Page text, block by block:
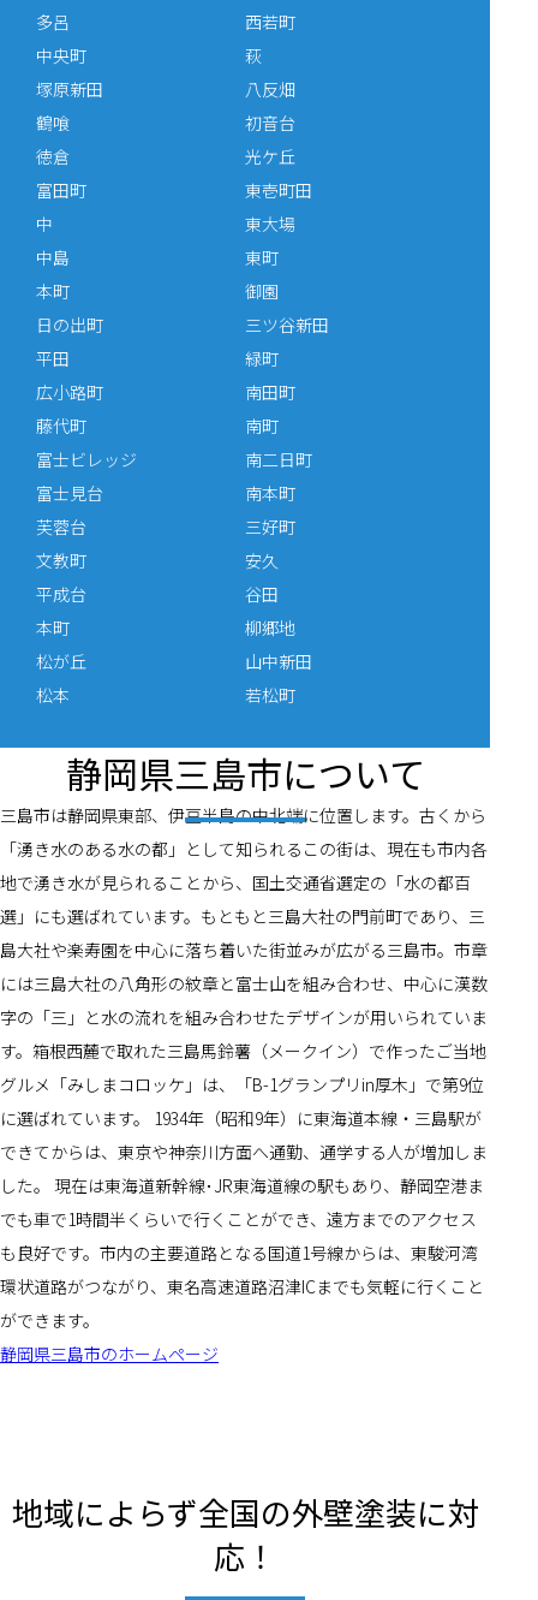
多呂
中央町
塚原新田
鶴喰
徳倉
富田町
中
中島
西若町
萩
八反畑
初音台
光ケ丘
東壱町田
東大場
東町
本町
日の出町
平田
広小路町
藤代町
富士ビレッジ
富士見台
芙蓉台
文教町
平成台
本町
松が丘
松本
御園
三ツ谷新田
緑町
南田町
南町
南二日町
南本町
三好町
安久
谷田
柳郷地
山中新田
若松町
静岡県三島市について
三島市は静岡県東部、伊豆半島の中北端に位置します。古くから
「湧き水のある水の都」として知られるこの街は、現在も市内各
地で湧き水が見られることから、国土交通省選定の「水の都百
選」にも選ばれています。もともと三島大社の門前町であり、三
島大社や楽寿園を中心に落ち着いた街並みが広がる三島市。市章
には三島大社の八角形の紋章と富士山を組み合わせ、中心に漢数
字の「三」と水の流れを組み合わせたデザインが用いられていま
す。箱根西麓で取れた三島馬鈴薯（メークイン）で作ったご当地
グルメ「みしまコロッケ」は、「B-1グランプリin厚木」で第9位
に選ばれています。 1934年（昭和9年）に東海道本線・三島駅が
できてからは、東京や神奈川方面へ通勤、通学する人が増加しま
した。 現在は東海道新幹線･JR東海道線の駅もあり、静岡空港ま
でも車で1時間半くらいで行くことができ、遠方までのアクセス
も良好です。市内の主要道路となる国道1号線からは、東駿河湾
環状道路がつながり、東名高速道路沼津ICまでも気軽に行くこと
ができます。
静岡県三島市のホームページ
地域によらず全国の外壁塗装に対
応！